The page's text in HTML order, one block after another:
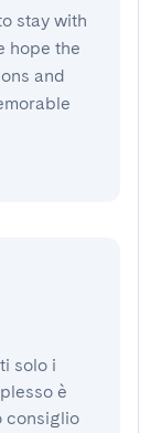
stay with
hope the
and
solo i
è
consiglio